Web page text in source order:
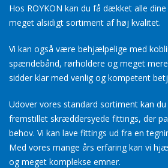
Hos ROYKON kan du få dækket alle
meget alsidigt sortiment af høj kvalitet.
Vi kan også være behjælpelige med
spændebånd, rørholdere og meget
sidder klar med venlig og kompetent
Udover vores standard sortiment kan
fremstillet skræddersyede fittings, der
behov. Vi kan lave fittings ud fra en
Med vores mange års erfaring kan vi
og meget komplekse emner.